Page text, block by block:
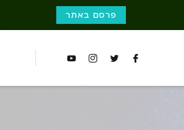
פרסם באתר